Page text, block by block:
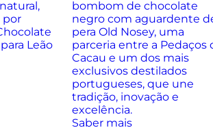
por
Leão
bombom de chocolate
negro com aguardente
pera Old Nosey, uma
parceria entre a Pedaços
Cacau e um dos mais
exclusivos destilados
portugueses, que une
tradição, inovação e
excelência.
Saber mais